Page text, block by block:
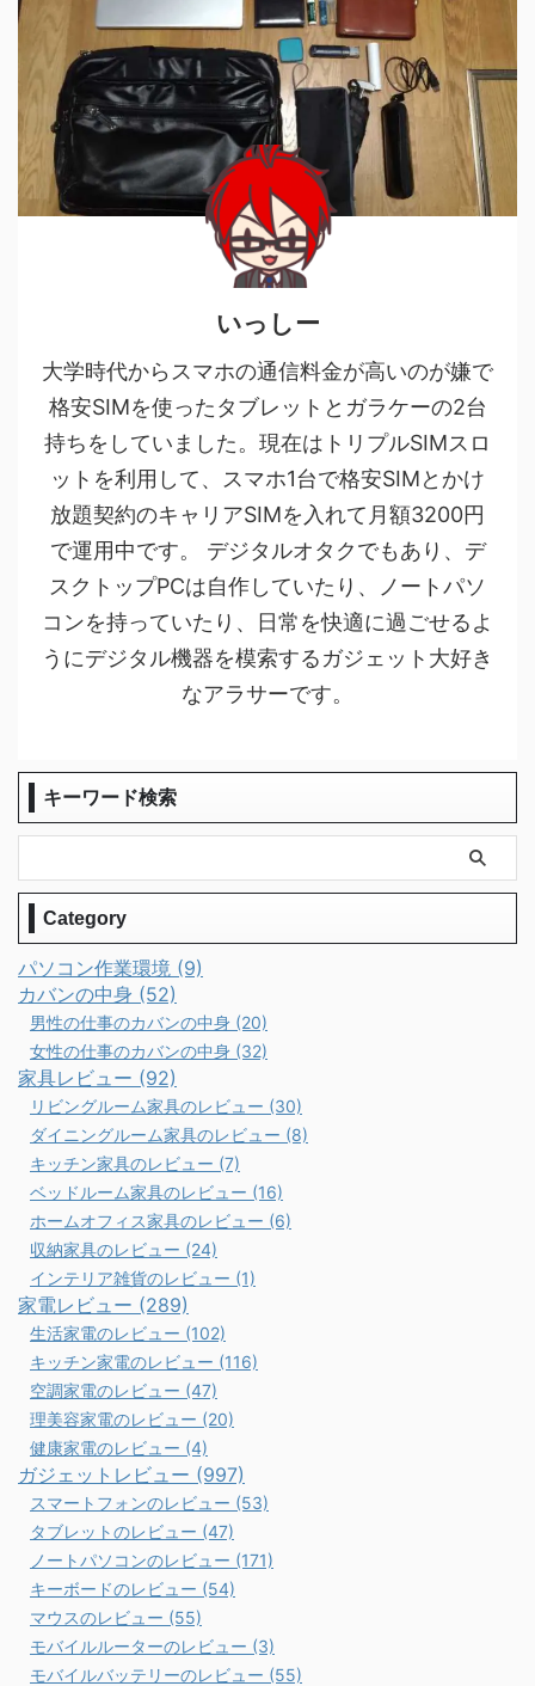
いっしー
大学時代からスマホの通信料金が高いのが嫌で
格安SIMを使ったタブレットとガラケーの2台
持ちをしていました。現在はトリプルSIMスロ
ットを利用して、スマホ1台で格安SIMとかけ
放題契約のキャリアSIMを入れて月額3200円
で運用中です。 デジタルオタクでもあり、デ
スクトップPCは自作していたり、ノートパソ
コンを持っていたり、日常を快適に過ごせるよ
うにデジタル機器を模索するガジェット大好き
なアラサーです。
キーワード検索
Category
パソコン作業環境 (9)
カバンの中身 (52)
男性の仕事のカバンの中身 (20)
女性の仕事のカバンの中身 (32)
家具レビュー (92)
リビングルーム家具のレビュー (30)
ダイニングルーム家具のレビュー (8)
キッチン家具のレビュー (7)
ベッドルーム家具のレビュー (16)
ホームオフィス家具のレビュー (6)
収納家具のレビュー (24)
インテリア雑貨のレビュー (1)
家電レビュー (289)
生活家電のレビュー (102)
キッチン家電のレビュー (116)
空調家電のレビュー (47)
理美容家電のレビュー (20)
健康家電のレビュー (4)
ガジェットレビュー (997)
スマートフォンのレビュー (53)
タブレットのレビュー (47)
ノートパソコンのレビュー (171)
キーボードのレビュー (54)
マウスのレビュー (55)
モバイルルーターのレビュー (3)
モバイルバッテリーのレビュー (55)